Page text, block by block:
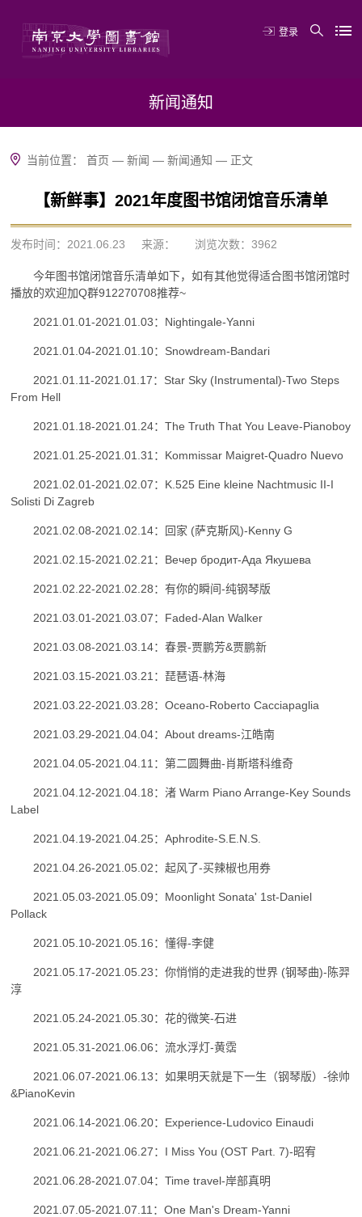
登录
新闻通知
当前位置：首页 —新闻 —新闻通知 — 正文
【新鲜事】2021年度图书馆闭馆音乐清单
发布时间：2021.06.23 来源： 浏览次数：3962
今年图书馆闭馆音乐清单如下，如有其他觉得适合图书馆闭馆时
播放的欢迎加Q群912270708推荐~
2021.01.01-2021.01.03：Nightingale-Yanni
2021.01.04-2021.01.10：Snowdream-Bandari
2021.01.11-2021.01.17：Star Sky (Instrumental)-Two Steps
From Hell
2021.01.18-2021.01.24：The Truth That You Leave-Pianoboy
2021.01.25-2021.01.31：Kommissar Maigret-Quadro Nuevo
2021.02.01-2021.02.07：K.525 Eine kleine Nachtmusic II-I
Solisti Di Zagreb
2021.02.08-2021.02.14：回家 (萨克斯风)-Kenny G
2021.02.15-2021.02.21：Вечер бродит-Ада Якушева
2021.02.22-2021.02.28：有你的瞬间-纯钢琴版
2021.03.01-2021.03.07：Faded-Alan Walker
2021.03.08-2021.03.14：春景-贾鹏芳&贾鹏新
2021.03.15-2021.03.21：琵琶语-林海
2021.03.22-2021.03.28：Oceano-Roberto Cacciapaglia
2021.03.29-2021.04.04：About dreams-江皓南
2021.04.05-2021.04.11：第二圆舞曲-肖斯塔科维奇
2021.04.12-2021.04.18：渚 Warm Piano Arrange-Key Sounds
Label
2021.04.19-2021.04.25：Aphrodite-S.E.N.S.
2021.04.26-2021.05.02：起风了-买辣椒也用券
2021.05.03-2021.05.09：Moonlight Sonata' 1st-Daniel
Pollack
2021.05.10-2021.05.16：懂得-李健
2021.05.17-2021.05.23：你悄悄的走进我的世界 (钢琴曲)-陈羿
淳
2021.05.24-2021.05.30：花的微笑-石进
2021.05.31-2021.06.06：流水浮灯-黄霑
2021.06.07-2021.06.13：如果明天就是下一生（钢琴版）-徐帅
&PianoKevin
2021.06.14-2021.06.20：Experience-Ludovico Einaudi
2021.06.21-2021.06.27：I Miss You (OST Part. 7)-昭宥
2021.06.28-2021.07.04：Time travel-岸部真明
2021.07.05-2021.07.11：One Man's Dream-Yanni